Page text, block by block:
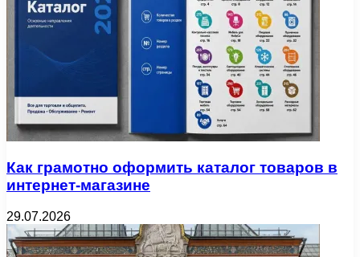
Как грамотно оформить каталог товаров в
интернет-магазине
29.07.2026